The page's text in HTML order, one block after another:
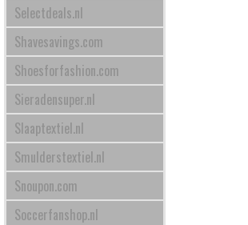
Selectdeals.nl
Shavesavings.com
Shoesforfashion.com
Sieradensuper.nl
Slaaptextiel.nl
Smulderstextiel.nl
Snoupon.com
Soccerfanshop.nl